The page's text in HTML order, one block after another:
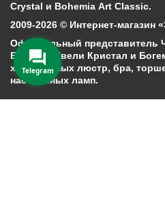
Crystal и Bohemia Art Classic.
2009-2026 © Интернет-магазин
Официальный представитель
Богемия Ивели Кристал и
хрустальных люстр, бра,
настольных ламп.
Telegram